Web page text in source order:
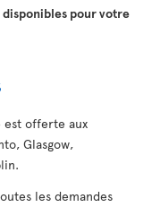
pour votre
offerte aux
Glasgow,
les demandes